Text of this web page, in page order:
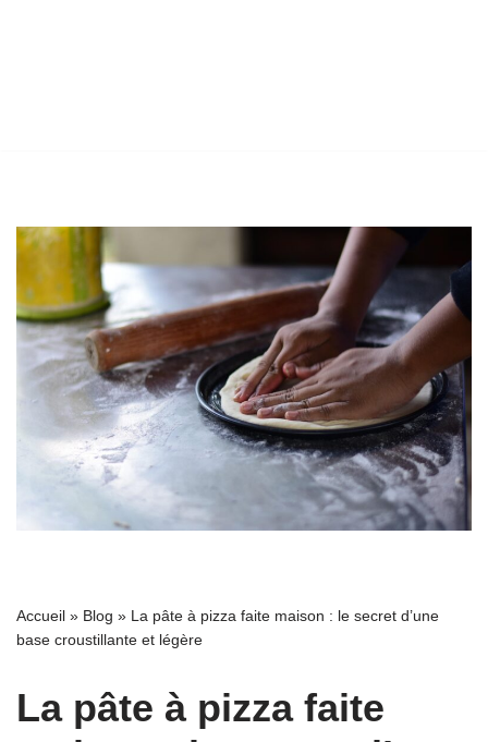
Accueil » Blog » La pâte à pizza faite maison : le secret d’une
base croustillante et légère
La pâte à pizza faite